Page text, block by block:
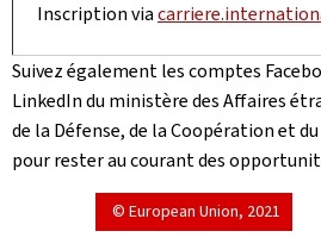
Inscription via
Suivez également les comptes
LinkedIn du ministère des Affaires
de la Défense, de la Coopération et
pour rester au courant des
© European Union, 2021